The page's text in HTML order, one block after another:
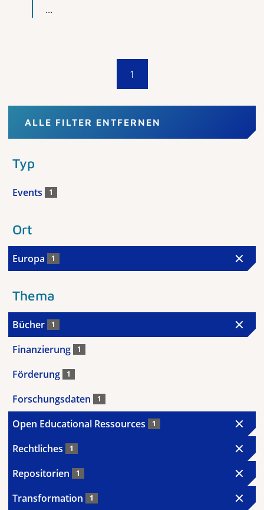
...
1
ALLE FILTER ENTFERNEN
Typ
Events 1
Ort
Europa 1
Thema
Bücher 1
Finanzierung 1
Förderung 1
Forschungsdaten 1
Open Educational Ressources 1
Rechtliches 1
Repositorien 1
Transformation 1